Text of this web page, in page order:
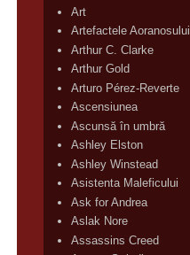
Art
Artefactele Aoranosului
Arthur C. Clarke
Arthur Gold
Arturo Pérez-Reverte
Ascensiunea
Ascunsă în umbră
Ashley Elston
Ashley Winstead
Asistenta Maleficului
Ask for Andrea
Aslak Nore
Assassins Creed